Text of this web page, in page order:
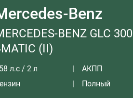
Benz
BENZ GLC 300
(II)
л.с / 2 л
АКПП
Полный